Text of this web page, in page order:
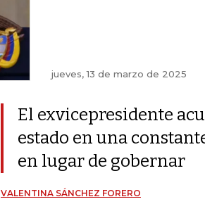
jueves, 13 de marzo de 2025
El exvicepresidente
estado en una
en lugar de gobernar
VALENTINA SÁNCHEZ FORERO